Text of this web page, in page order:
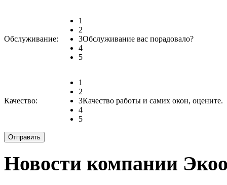
Обслуживание:
1
2
3
4
5
Обслуживание вас порадовало?
Качество:
1
2
3
4
5
Качество работы и самих окон, оцените.
Новости компании